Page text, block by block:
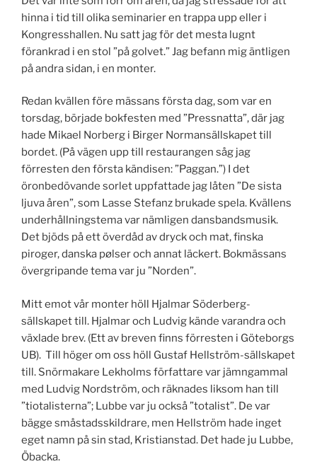
hinna i tid till olika seminarier en trappa upp eller i
Kongresshallen. Nu satt jag för det mesta lugnt
förankrad i en stol ”på golvet.” Jag befann mig äntligen
på andra sidan, i en monter.
Redan kvällen före mässans första dag, som var en
torsdag, började bokfesten med ”Pressnatta”, där jag
hade Mikael Norberg i Birger Normansällskapet till
bordet. (På vägen upp till restaurangen såg jag
förresten den första kändisen: ”Paggan.”) I det
öronbedövande sorlet uppfattade jag låten ”De sista
ljuva åren”, som Lasse Stefanz brukade spela. Kvällens
underhållningstema var nämligen dansbandsmusik.
Det bjöds på ett överdåd av dryck och mat, finska
piroger, danska pølser och annat läckert. Bokmässans
övergripande tema var ju ”Norden”.
Mitt emot vår monter höll Hjalmar Söderberg-
sällskapet till. Hjalmar och Ludvig kände varandra och
växlade brev. (Ett av breven finns förresten i Göteborgs
UB). Till höger om oss höll Gustaf Hellström-sällskapet
till. Snörmakare Lekholms författare var jämngammal
med Ludvig Nordström, och räknades liksom han till
”tiotalisterna”; Lubbe var ju också ”totalist”. De var
bägge småstadsskildrare, men Hellström hade inget
eget namn på sin stad, Kristianstad. Det hade ju Lubbe,
Öbacka.